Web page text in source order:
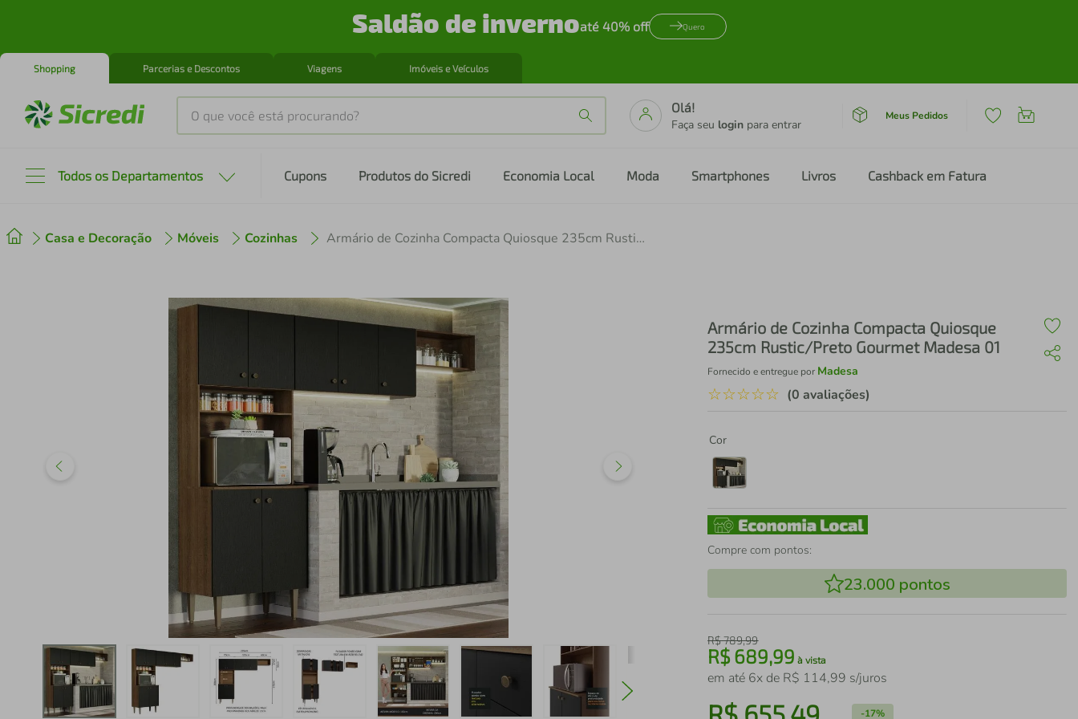
Saldão de invernoaté 40% off Quero
Shopping Parcerias e Descontos Viagens Imóveis e Veículos
O que você está procurando?
Olá!
Faça seu login para entrar
Meus Pedidos
Todos os Departamentos Cupons Produtos do Sicredi Economia Local Moda Smartphones Livros Cashback em Fatura
Casa e Decoração Móveis Cozinhas Armário de Cozinha Compacta Quiosque 235cm Rustic/Preto Gourmet Madesa 01
Armário de Cozinha Compacta Quiosque
235cm Rustic/Preto Gourmet Madesa 01
Fornecido e entregue por Madesa
☆☆☆☆☆ (0 avaliações)
Cor
Compre com pontos:
23.000 pontos
R$789,99
R$689,99 à vista
em até 6x de R$ 114,99 s/juros
-17%
º cafeteira